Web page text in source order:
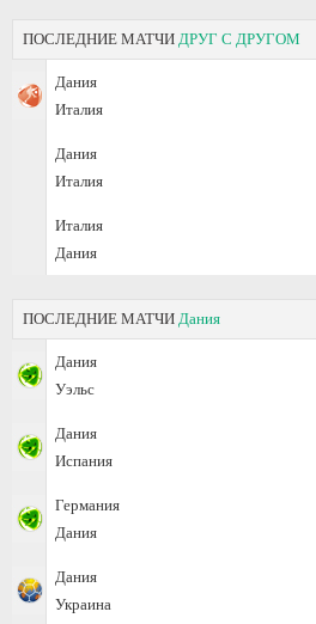
ПОСЛЕДНИЕ МАТЧИ ДРУГ С ДРУГОМ
Дания
Италия
Дания
Италия
Италия
Дания
ПОСЛЕДНИЕ МАТЧИ Дания
Дания
Уэльс
Дания
Испания
Германия
Дания
Дания
Украина